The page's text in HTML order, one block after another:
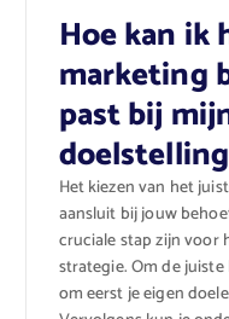
Hoe kan
marketing
past bij
Het kiezen van het
aansluit bij jouw
cruciale stap zijn voor
strategie. Om de
om eerst je eigen